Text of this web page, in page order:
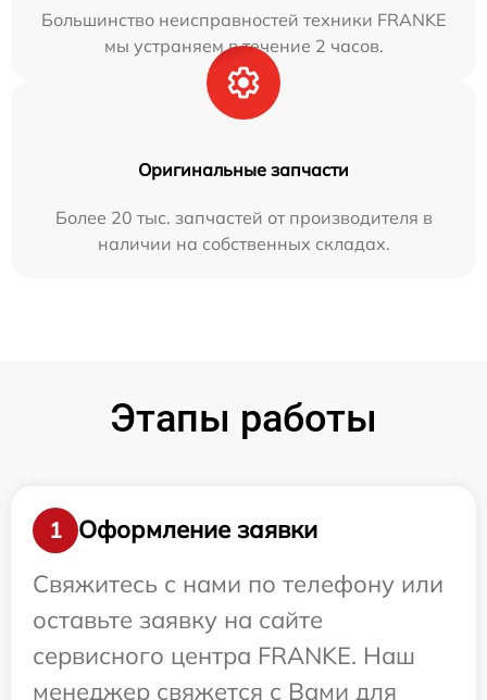
Большинство неисправностей техники FRANKE
мы устраняем в течение 2 часов.
Оригинальные запчасти
Более 20 тыс. запчастей от производителя в
наличии на собственных складах.
Этапы работы
1
Оформление заявки
Свяжитесь с нами по телефону или
оставьте заявку на сайте
сервисного центра FRANKE. Наш
менеджер свяжется с Вами для